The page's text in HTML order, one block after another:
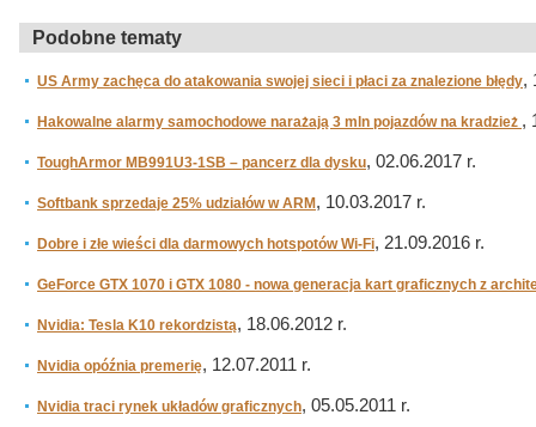
Podobne tematy
US Army zachęca do atakowania swojej sieci i płaci za znalezione błędy,
Hakowalne alarmy samochodowe narażają 3 mln pojazdów na kradzież ,
ToughArmor MB991U3-1SB – pancerz dla dysku, 02.06.2017 r.
Softbank sprzedaje 25% udziałów w ARM , 10.03.2017 r.
Dobre i złe wieści dla darmowych hotspotów Wi-Fi, 21.09.2016 r.
GeForce GTX 1070 i GTX 1080 - nowa generacja kart graficznych z
Nvidia: Tesla K10 rekordzistą, 18.06.2012 r.
Nvidia opóźnia premerię, 12.07.2011 r.
Nvidia traci rynek układów graficznych, 05.05.2011 r.